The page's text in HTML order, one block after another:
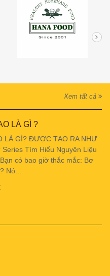
Xem tất cả
LÀ GÌ ?
LÀ GÌ? ĐƯỢC TẠO RA NHƯ
Series Tìm Hiểu Nguyên Liệu
có bao giờ thắc mắc: Bơ
Nó...